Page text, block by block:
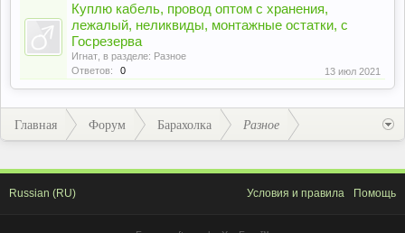
Куплю кабель, провод оптом с хранения,
лежалый, неликвиды, монтажные остатки, с
Госрезерва
Игнат , в разделе: Разное
Ответов:
0 13 июл 2021
Главная Форум Барахолка Разное
Russian (RU) Условия и правила Помощь